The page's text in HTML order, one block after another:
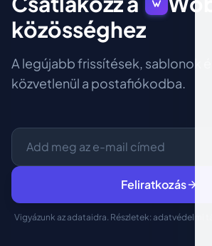
közösséghez
A legújabb frissítések, sablonok
közvetlenül a postafiókodba.
Feliratkozás
Vigyázunk az adataidra. Részletek: adatvédelmi